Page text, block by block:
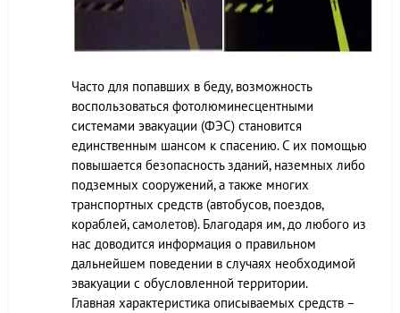
Часто для попавших в беду, возможность
воспользоваться фотолюминесцентными
системами эвакуации (ФЭС) становится
единственным шансом к спасению. С их помощью
повышается безопасность зданий, наземных либо
подземных сооружений, а также многих
транспортных средств (автобусов, поездов,
кораблей, самолетов). Благодаря им, до любого из
нас доводится информация о правильном
дальнейшем поведении в случаях необходимой
эвакуации с обусловленной территории.
Главная характеристика описываемых средств –